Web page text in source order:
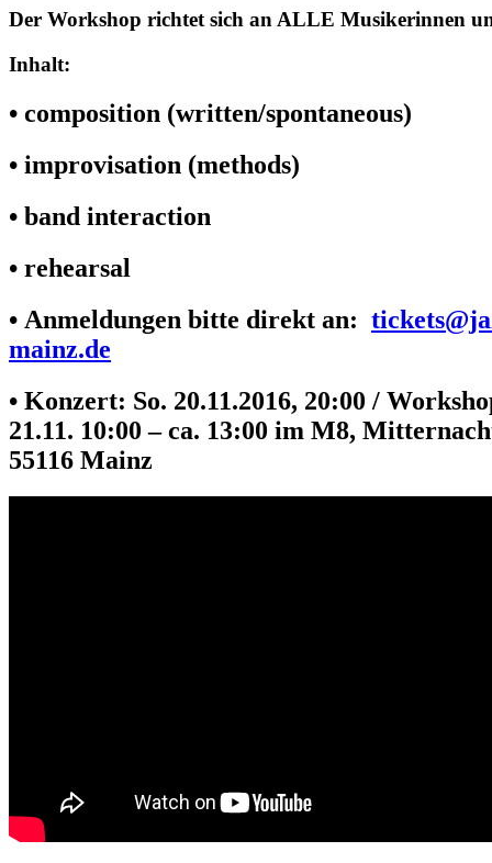
Der Workshop richtet sich an ALLE Musikerinnen
Inhalt:
• composition (written/spontaneous)
• improvisation (methods)
• band interaction
• rehearsal
• Anmeldungen bitte direkt an:
mainz.de
• Konzert: So. 20.11.2016, 20:00 /
21.11. 10:00 – ca. 13:00 im M8,
55116 Mainz